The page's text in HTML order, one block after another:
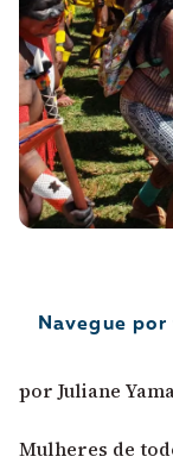
Navegue
por Juliane
Mulheres de